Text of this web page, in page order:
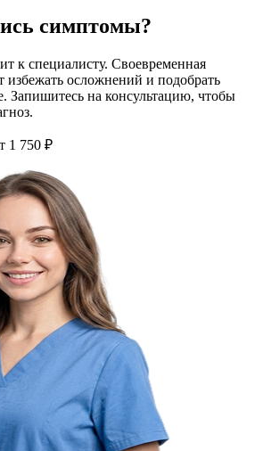
симптомы?
к специалисту. Своевременная
избежать осложнений и подобрать
Запишитесь на консультацию, чтобы
1 750 ₽